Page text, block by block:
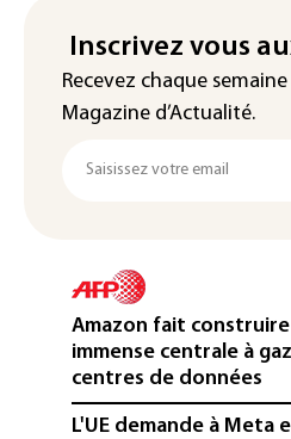
Inscrivez vous
Recevez chaque
Magazine d’Actualité.
Amazon fait construire
immense centrale à
centres de données
L'UE demande à Meta